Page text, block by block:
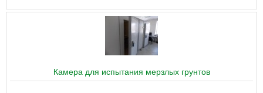
Камера для испытания мерзлых грунтов